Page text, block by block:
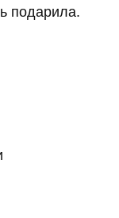
подарила.